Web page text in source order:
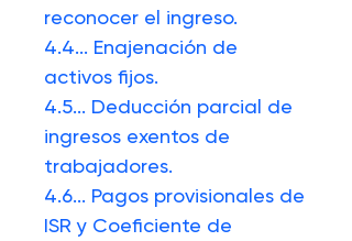
reconocer el ingreso.
4.4... Enajenación de
activos fijos.
4.5... Deducción parcial de
ingresos exentos de
trabajadores.
4.6... Pagos provisionales de
ISR y Coeficiente de